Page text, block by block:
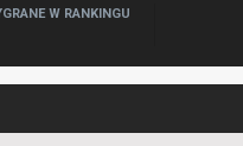
W RANKINGU